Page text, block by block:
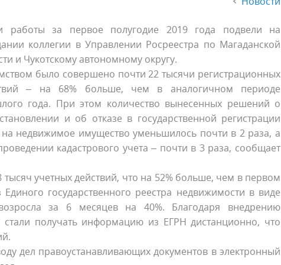
работы за первое полугодие 2019 года подвели на
коллегии в Управлении Росреестра по Магаданской
и Чукотскому автономному округу.
было совершено почти 22 тысячи регистрационных
– на 68% больше, чем в аналогичном периоде
года. При этом количество вынесенных решений о
и об отказе в государственной регистрации
недвижимое имущество уменьшилось почти в 2 раза, а
кадастрового учета – почти в 3 раза, сообщает
учетных действий, что на 52% больше, чем в первом
государственного реестра недвижимости в виде
за 6 месяцев на 40%. Благодаря внедрению
стали получать информацию из ЕГРН дистанционно, что
дел правоустанавливающих документов в электронный